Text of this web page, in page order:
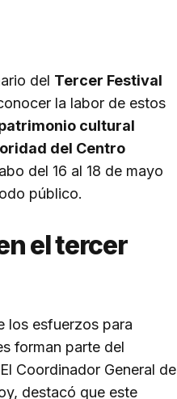
del Tercer Festival
la labor de estos
cultural
del Centro
del 16 al 18 de mayo
público.
eltercer
los esfuerzos para
forman parte del
Coordinador General de
destacó que este